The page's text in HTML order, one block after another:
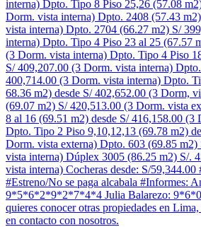
interna) Dpto. Tipo 8 Piso 25,26 (57.08
Dorm. vista interna) Dpto. 2408 (57.43
vista interna) Dpto. 2704 (66.27 m2) S/
interna) Dpto. Tipo 4 Piso 23 al 25 (67.57
(3 Dorm. vista interna) Dpto. Tipo 4 Piso
S/ 409,207.00 (3 Dorm. vista interna)
400,714.00 (3 Dorm. vista interna) Dpto.
68.36 m2) desde S/ 402,652.00 (3 Dorm,
(69.07 m2) S/ 420,513.00 (3 Dorm. vista
8 al 16 (69.51 m2) desde S/ 416,158.00 (3
Dpto. Tipo 2 Piso 9,10,12,13 (69.78 m2)
Dorm. vista externa) Dpto. 603 (69.85
vista interna) Dúplex 3005 (86.25 m2) S/.
vista interna) Cocheras desde: S/
#Estreno/No se paga alcabala #Informes:
9*5*6*2*9*2*7*4*4 Julia Balarezo:
quieres conocer otras propiedades en
en contacto con nosotros.